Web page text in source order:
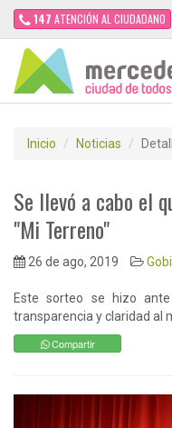
147 ATENCIÓN AL CIUDADANO
Inicio Noticias
Se llevó a cabo el
"Mi Terreno"
26 de ago, 2019
Este sorteo se hizo
transparencia y claridad al
Compartir